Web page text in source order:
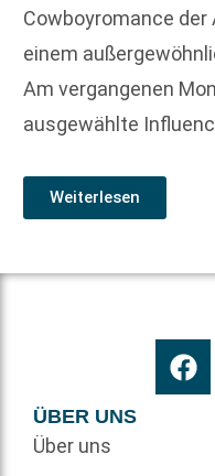
Cowboyromance der
einem
Am vergangenen
ausgewählte
Weiterlesen
ÜBER UNS
Über uns